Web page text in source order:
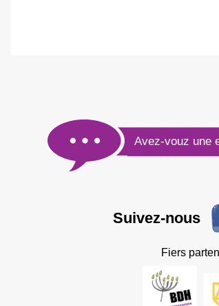
Avez-vouz une
Suivez-nous
Fiers